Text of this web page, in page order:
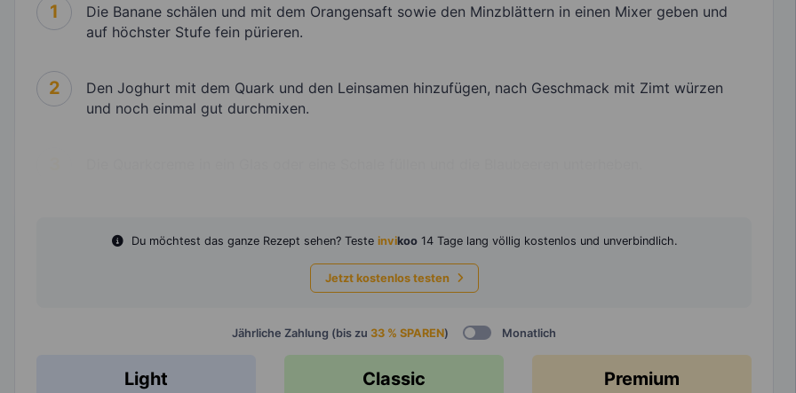
1
Die Banane schälen und mit dem Orangensaft sowie den Minzblättern in einen Mixer geben und
auf höchster Stufe fein pürieren.
2
Den Joghurt mit dem Quark und den Leinsamen hinzufügen, nach Geschmack mit Zimt würzen
und noch einmal gut durchmixen.
Du möchtest das ganze Rezept sehen? Teste invikoo 14 Tage lang völlig kostenlos und unverbindlich.
Jetzt kostenlos testen
Jährliche Zahlung (bis zu 33 % SPAREN) Monatlich
Light Classic Premium